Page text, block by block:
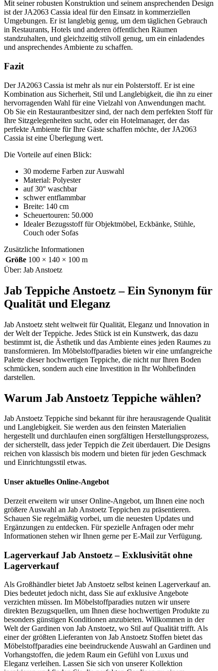
Mit seiner robusten Konstruktion und seinem ansprechenden Design
ist der JA2063 Cassia ideal für den Einsatz in kommerziellen
Umgebungen. Er ist langlebig genug, um dem täglichen Gebrauch
in Restaurants, Hotels und anderen öffentlichen Räumen
standzuhalten, und gleichzeitig stilvoll genug, um ein einladendes
und ansprechendes Ambiente zu schaffen.
Fazit
Der JA2063 Cassia ist mehr als nur ein Polsterstoff. Er ist eine
Kombination aus Sicherheit, Stil und Langlebigkeit, die ihn zu einer
hervorragenden Wahl für eine Vielzahl von Anwendungen macht.
Ob Sie ein Restaurantbesitzer sind, der nach dem perfekten Stoff für
Ihre Sitzgelegenheiten sucht, oder ein Hotelmanager, der das
perfekte Ambiente für Ihre Gäste schaffen möchte, der JA2063
Cassia ist eine Überlegung wert.
Die Vorteile auf einen Blick:
30 moderne Farben zur Auswahl
Material: Polyester
auf 30° waschbar
schwer entflammbar
Breite: 140 cm
Scheuertouren: 50.000
Idealer Bezugsstoff für Objektmöbel, Eckbänke, Stühle,
Couch oder Sofas
Zusätzliche Informationen
Größe 100 × 140 × 100 m
Über: Jab Anstoetz
Jab Teppiche Anstoetz – Ein Synonym für
Qualität und Eleganz
Jab Anstoetz steht weltweit für Qualität, Eleganz und Innovation in
der Welt der Teppiche. Jedes Stück ist ein Kunstwerk, das dazu
bestimmt ist, die Ästhetik und das Ambiente eines jeden Raumes zu
transformieren. Im Möbelstoffparadies bieten wir eine umfangreiche
Palette dieser hochwertigen Teppiche, die nicht nur Ihren Boden
schmücken, sondern auch eine Investition in Ihr Wohlbefinden
darstellen.
Warum Jab Anstoetz Teppiche wählen?
Jab Anstoetz Teppiche sind bekannt für ihre herausragende Qualität
und Langlebigkeit. Sie werden aus den feinsten Materialien
hergestellt und durchlaufen einen sorgfältigen Herstellungsprozess,
der sicherstellt, dass jeder Teppich die Zeit überdauert. Die Designs
reichen von klassisch bis modern und bieten für jeden Geschmack
und Einrichtungsstil etwas.
Unser aktuelles Online-Angebot
Derzeit erweitern wir unser Online-Angebot, um Ihnen eine noch
größere Auswahl an Jab Anstoetz Teppichen zu präsentieren.
Schauen Sie regelmäßig vorbei, um die neuesten Updates und
Ergänzungen zu entdecken. Für spezielle Anfragen oder mehr
Informationen stehen wir Ihnen gerne per E-Mail zur Verfügung.
Lagerverkauf Jab Anstoetz – Exklusivität ohne
Lagerverkauf
Als Großhändler bietet Jab Anstoetz selbst keinen Lagerverkauf an.
Dies bedeutet jedoch nicht, dass Sie auf exklusive Angebote
verzichten müssen. Im Möbelstoffparadies nutzen wir unsere
direkten Bezugsquellen, um Ihnen diese hochwertigen Produkte zu
besonders günstigen Konditionen anzubieten. Willkommen in der
Welt der Gardinen von Jab Anstoetz, wo Stil auf Qualität trifft. Als
einer der größten Lieferanten von Jab Anstoetz Stoffen bietet das
Möbelstoffparadies eine beeindruckende Auswahl an Gardinen und
Vorhangstoffen, die jedem Raum ein Gefühl von Luxus und
Eleganz verleihen. Lassen Sie sich von unserer Kollektion